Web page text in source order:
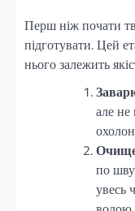
Перш ніж почати
підготувати. Цей
нього залежить
але
по
увесь